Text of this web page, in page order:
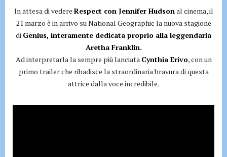
In attesa di vedere Respect con Jennifer Hudsonal cinema, il
21 marzo è in arrivo su National Geographic la nuova stagione
di Genius, interamente dedicata proprio alla leggendaria
Aretha Franklin.
Ad interpretarla la sempre più lanciata Cynthia Erivo, con un
primo trailer che ribadisce la straordinaria bravura di questa
attrice dalla voce incredibile.